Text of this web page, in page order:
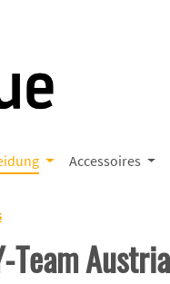
Accessoires
Team